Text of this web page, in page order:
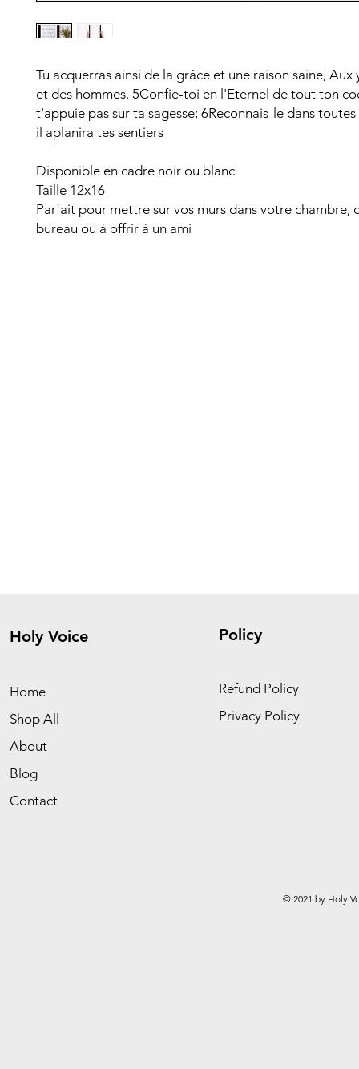
Tu acquerras ainsi de la grâce et une raison saine, Aux
et des hommes. 5Confie-toi en l'Eternel de tout ton
t'appuie pas sur ta sagesse; 6Reconnais-le dans
il aplanira tes sentiers
Disponible en cadre noir ou blanc
Taille 12x16
Parfait pour mettre sur vos murs dans votre chambre,
bureau ou à offrir à un ami
Holy Voice
Home
Shop All
About
Blog
Contact
Policy
Refund Policy
Privacy Policy
© 2021 by Holy